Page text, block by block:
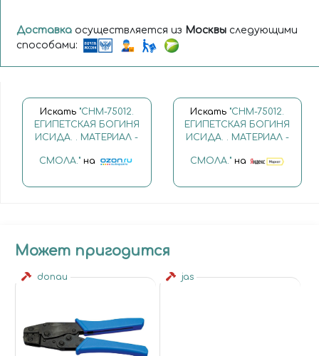
Доставка осуществляется из Москвы следующими
способами:
Искать "CHM-75012.
ЕГИПЕТСКАЯ БОГИНЯ
ИСИДА. . МАТЕРИАЛ -
СМОЛА." на
Искать "CHM-75012.
ЕГИПЕТСКАЯ БОГИНЯ
ИСИДА. . МАТЕРИАЛ -
СМОЛА."на
Может пригодится
donau jas